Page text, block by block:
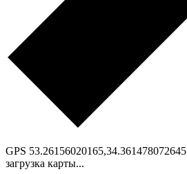
GPS 53.26156020165,34.361478072645
загрузка карты...